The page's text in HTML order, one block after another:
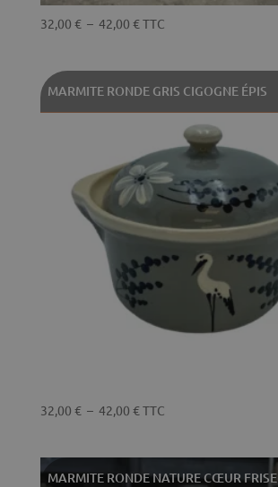
32,00 € – 42,00 €Plage
32,00 €
TTC
MARMITE RONDE GRIS CIGOGNE ÉPIS
32,00 € – 42,00 €Plage
32,00 €
TTC
MARMITE RONDE NATURE CŒUR FRISE